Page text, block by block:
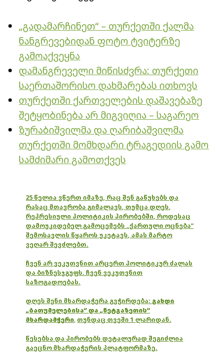
„გადამარჩინეთ“ – თურქეთში ქალმა
ნანგრევებიდან ფოტო ტვიტერზე
გამოაქვეყნა
დამანგრეველი მიწისძვრა: თურქეთი
საერთაშორისო დახმარებას ითხოვს
თურქეთში ქართველების დაშავებაზე
შეტყობინება არ მიგვიღია – საგარეო
ზურაბიშვილმა და ღარიბაშვილმა
თურქეთში მომხდარი ტრაგედიის გამო
სამძიმარი გამოთქვეს
25 წელია ვწერთ იმაზე, რაც შენ გაწუხებს და
რასაც მთავრობა გიმალავს, თუმცა დღეს,
რეპრესიული პოლიტიკის პირობებში, როდესაც
დამოუკიდებელ გამოცემებს „ქართული ოცნება“
შემოსავლის წყაროს უკეტავს, ამას მარტო
ვეღარ შევძლებთ.
ჩვენ არ ვეკუთვნით არცერთ პოლიტიკურ ძალას
და ბიზნესჯგუფს. ჩვენ ვეკუთვნით
საზოგადოებას.
დღეს შენი მხარდაჭერა გვჭირდება: გახდი
„ბათუმელებისა“ და „ნეტგაზეთის“
მხარდამჭერი, თუნდაც თვეში 1 ლარიდან.
წესებსა და პირობებს დეტალურად შეგიძლია
გაეცნო მხარდაჭერის პლატფორმაზე.